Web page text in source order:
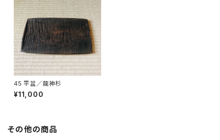
45 平盆／龍神杉
¥11,000
その他の商品